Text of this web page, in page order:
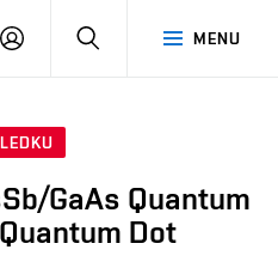
MENU
PŘIHLÁSIT
GaAs Quantum
Dot